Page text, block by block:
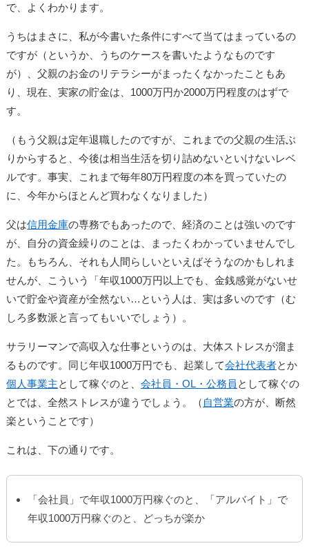
で、よくわかります。
うちはまさに、私が今書いた条件にすべて当てはまっているの
ですが（というか、うちのケースを書いたようなものです
が）、父親のお金のリテラシーがまったくなかったこともあ
り、現在、実家の貯金は、1000万円か2000万円程度のはずで
す。
（もう父親は定年退職したのですが、これまでの父親の生活ぶ
りからすると、今後は相当生活を切り詰めないといけないレベ
ルです。事実、これまで毎年80万円程度の本を買っていたの
に、今年からほとんど買わなくなりました）
父は信用金庫の専務でもあったので、経済のことは強いのです
が、自分の資金繰りのことは、まったくわかっていませんでし
た。もちろん、それも人間らしいといえばそうなのかもしれま
せんが、こういう「年収1000万円以上でも、金銭感覚がないせ
いで貯金や資産が全然ない…という人は、実は多いのです（む
しろ多数派と言ってもいいでしょう）。
サラリーマンで高収入な仕事というのは、大体ストレスが溜ま
るものです。同じ年収1000万円でも、起業して会社代表者とか
個人事業主として稼ぐのと、会社員・OL・公務員 として稼ぐの
とでは、全然ストレスが違うでしょう。（ 自営業の方が、断然
楽ということです）
これは、下の通りです。
「会社員」で年収1000万円稼ぐのと、「アルバイト」で
年収1000万円稼ぐのと、どっちが楽か